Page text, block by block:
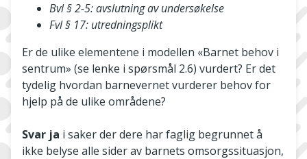
Bvl § 2-5: avslutning av undersøkelse
Fvl § 17: utredningsplikt
Er de ulike elementene i modellen «Barnet behov i
sentrum» (se lenke i spørsmål 2.6) vurdert? Er det
tydelig hvordan barnevernet vurderer behov for
hjelp på de ulike områdene?
Svar ja i saker der dere har faglig begrunnet å
ikke belyse alle sider av barnets omsorgssituasjon,